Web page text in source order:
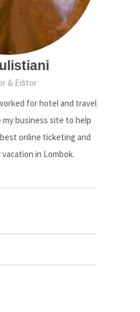
& Editor
for hotel and travel
business site to help
online ticketing and
in Lombok.